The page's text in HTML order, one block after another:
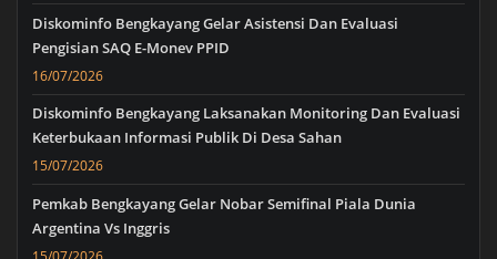
Diskominfo Bengkayang Gelar Asistensi Dan Evaluasi
Pengisian SAQ E-Monev PPID
16/07/2026
Diskominfo Bengkayang Laksanakan Monitoring Dan Evaluasi
Keterbukaan Informasi Publik Di Desa Sahan
15/07/2026
Pemkab Bengkayang Gelar Nobar Semifinal Piala Dunia
Argentina Vs Inggris